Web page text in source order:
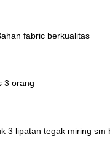
fabric berkualitas
3 orang
3 lipatan tegak miring sm